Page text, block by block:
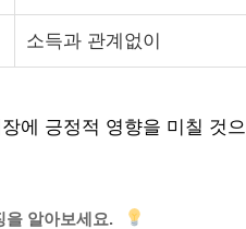
소득과 관계없이
에 긍정적 영향을 미칠 것으
을 알아보세요.